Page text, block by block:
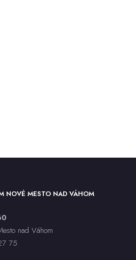
NOVÉ MESTO NAD VÁHOM
nad Váhom
75